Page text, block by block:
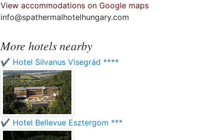
View accommodations on Google maps
info@spathermalhotelhungary.com
More hotels nearby
✔️ Hotel Silvanus Visegrád ****
✔️ Hotel Bellevue Esztergom ***